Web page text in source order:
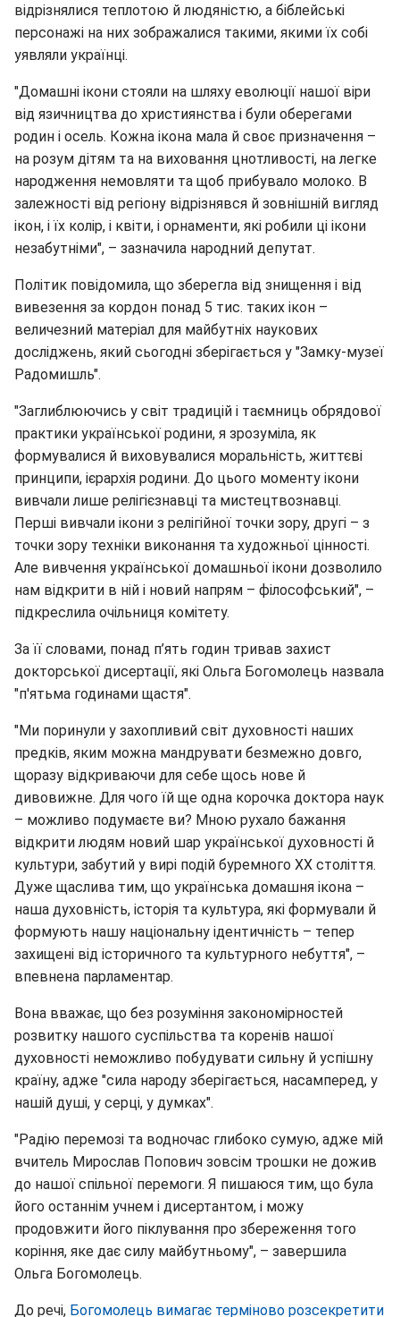
відрізнялися теплотою й людяністю, а біблейські
персонажі на них зображалися такими, якими їх собі
уявляли українці.
"Домашні ікони стояли на шляху еволюції нашої віри
від язичництва до християнства і були оберегами
родин і осель. Кожна ікона мала й своє призначення –
на розум дітям та на виховання цнотливості, на легке
народження немовляти та щоб прибувало молоко. В
залежності від регіону відрізнявся й зовнішній вигляд
ікон, і їх колір, і квіти, і орнаменти, які робили ці ікони
незабутніми", – зазначила народний депутат.
Політик повідомила, що зберегла від знищення і від
вивезення за кордон понад 5 тис. таких ікон –
величезний матеріал для майбутніх наукових
досліджень, який сьогодні зберігається у "Замку-музеї
Радомишль".
"Заглиблюючись у світ традицій і таємниць обрядової
практики української родини, я зрозуміла, як
формувалися й виховувалися моральність, життєві
принципи, ієрархія родини. До цього моменту ікони
вивчали лише релігієзнавці та мистецтвознавці.
Перші вивчали ікони з релігійної точки зору, другі – з
точки зору техніки виконання та художньої цінності.
Але вивчення української домашньої ікони дозволило
нам відкрити в ній і новий напрям – філософський", –
підкреслила очільниця комітету.
За її словами, понад п’ять годин тривав захист
докторської дисертації, які Ольга Богомолець назвала
"п'ятьма годинами щастя".
"Ми поринули у захопливий світ духовності наших
предків, яким можна мандрувати безмежно довго,
щоразу відкриваючи для себе щось нове й
дивовижне. Для чого їй ще одна корочка доктора наук
– можливо подумаєте ви? Мною рухало бажання
відкрити людям новий шар української духовності й
культури, забутий у вирі подій буремного ХХ століття.
Дуже щаслива тим, що українська домашня ікона –
наша духовність, історія та культура, які формували й
формують нашу національну ідентичність – тепер
захищені від історичного та культурного небуття", –
впевнена парламентар.
Вона вважає, що без розуміння закономірностей
розвитку нашого суспільства та коренів нашої
духовності неможливо побудувати сильну й успішну
країну, адже "сила народу зберігається, насамперед, у
нашій душі, у серці, у думках".
"Радію перемозі та водночас глибоко сумую, адже мій
вчитель Мирослав Попович зовсім трошки не дожив
до нашої спільної перемоги. Я пишаюся тим, що була
його останнім учнем і дисертантом, і можу
продовжити його піклування про збереження того
коріння, яке дає силу майбутньому", – завершила
Ольга Богомолець.
До речі, Богомолець вимагає терміново розсекретити